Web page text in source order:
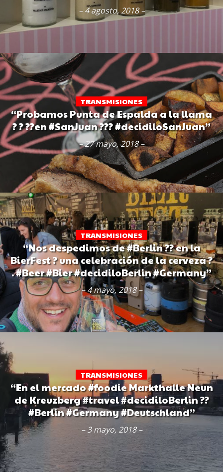
– 4 agosto, 2018 –
TRANSMISIONES
“Probamos Punta de Espalda a la llama
? ? ??en #SanJuan ??? #decidiloSanJuan”
– 27 mayo, 2018 –
TRANSMISIONES
“Nos despedimos de #Berlin ?? en la
BierFest ? una celebración de la cerveza ?
. #Beer #Bier #decidiloBerlin #Germany”
– 4 mayo, 2018 –
TRANSMISIONES
“En el mercado #foodie Markthalle Neun
de Kreuzberg #travel #decidiloBerlin ??
#Berlin #Germany #Deutschland”
– 3 mayo, 2018 –